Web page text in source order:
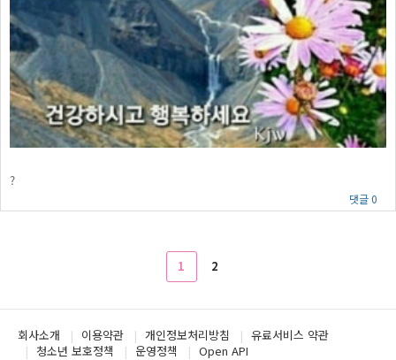
?
댓글 0
1 2
회사소개 이용약관 개인정보처리방침
유료서비스 약관
청소년 보호정책
운영정책 Open API